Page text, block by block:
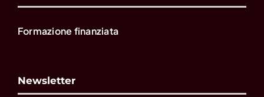
Formazione finanziata
Newsletter